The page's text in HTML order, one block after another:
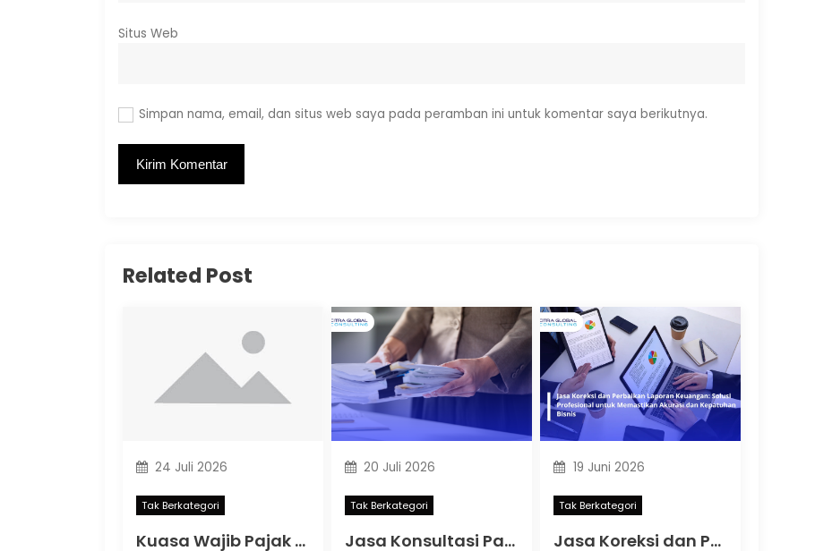
Situs Web
Simpan nama, email, dan situs web saya pada peramban ini untuk komentar saya berikutnya.
Related Post
24 Juli 2026
Tak Berkategori
Kuasa Wajib Pajak Terbaru 2026: Memahami Aturan Baru PMK 44 Tahun 2026 agar Kepatuhan Pajak Tetap Terjaga
20 Juli 2026
Tak Berkategori
Jasa Konsultasi Pajak Online: Solusi Praktis untuk Kepatuhan Pajak Perusahaan dan Pelaku Usaha
19 Juni 2026
Tak Berkategori
Jasa Koreksi dan Perbaikan Laporan Keuangan: Solusi Profesional untuk Memastikan Akurasi dan Kepatuhan Bisnis